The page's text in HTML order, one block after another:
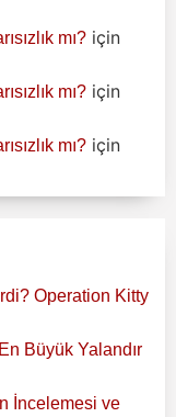
mı? için
mı? için
mı? için
Operation Kitty
Büyük Yalandır
İncelemesi ve